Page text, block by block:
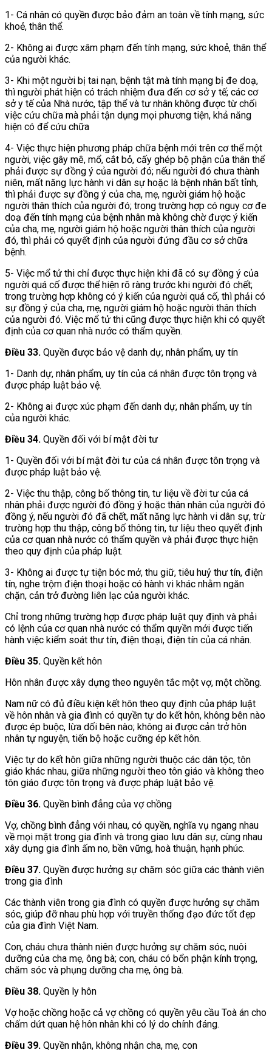
1- Cá nhân có quyền được bảo đảm an toàn về tính mạng, sức
khoẻ, thân thể.
2- Không ai được xâm phạm đến tính mạng, sức khoẻ, thân thể
của người khác.
3- Khi một người bị tai nạn, bệnh tật mà tính mạng bị đe doạ,
thì người phát hiện có trách nhiệm đưa đến cơ sở y tế; các cơ
sở y tế của Nhà nước, tập thể và tư nhân không được từ chối
việc cứu chữa mà phải tận dụng mọi phương tiện, khả năng
hiện có để cứu chữa
4- Việc thực hiện phương pháp chữa bệnh mới trên cơ thể một
người, việc gây mê, mổ, cắt bỏ, cấy ghép bộ phận của thân thể
phải được sự đồng ý của người đó; nếu người đó chưa thành
niên, mất năng lực hành vi dân sự hoặc là bệnh nhân bất tỉnh,
thì phải được sự đồng ý của cha, mẹ, người giám hộ hoặc
người thân thích của người đó; trong trường hợp có nguy cơ đe
doạ đến tính mạng của bệnh nhân mà không chờ được ý kiến
của cha, mẹ, người giám hộ hoặc người thân thích của người
đó, thì phải có quyết định của người đứng đầu cơ sở chữa
bệnh.
5- Việc mổ tử thi chỉ được thực hiện khi đã có sự đồng ý của
người quá cố được thể hiện rõ ràng trước khi người đó chết;
trong trường hợp không có ý kiến của người quá cố, thì phải có
sự đồng ý của cha, mẹ, người giám hộ hoặc người thân thích
của người đó. Việc mổ tử thi cũng được thực hiện khi có quyết
định của cơ quan nhà nước có thẩm quyền.
Điều 33. Quyền được bảo vệ danh dự, nhân phẩm, uy tín
1- Danh dự, nhân phẩm, uy tín của cá nhân được tôn trọng và
được pháp luật bảo vệ.
2- Không ai được xúc phạm đến danh dự, nhân phẩm, uy tín
của người khác.
Điều 34. Quyền đối với bí mật đời tư
1- Quyền đối với bí mật đời tư của cá nhân được tôn trọng và
được pháp luật bảo vệ.
2- Việc thu thập, công bố thông tin, tư liệu về đời tư của cá
nhân phải được người đó đồng ý hoặc thân nhân của người đó
đồng ý, nếu người đó đã chết, mất năng lực hành vi dân sự, trừ
trường hợp thu thập, công bố thông tin, tư liệu theo quyết định
của cơ quan nhà nước có thẩm quyền và phải được thực hiện
theo quy định của pháp luật.
3- Không ai được tự tiện bóc mở, thu giữ, tiêu huỷ thư tín, điện
tín, nghe trộm điện thoại hoặc có hành vi khác nhằm ngăn
chặn, cản trở đường liên lạc của người khác.
Chỉ trong những trường hợp được pháp luật quy định và phải
có lệnh của cơ quan nhà nước có thẩm quyền mới được tiến
hành việc kiểm soát thư tín, điện thoại, điện tín của cá nhân.
Điều 35. Quyền kết hôn
Hôn nhân được xây dựng theo nguyên tắc một vợ, một chồng.
Nam nữ có đủ điều kiện kết hôn theo quy định của pháp luật
về hôn nhân và gia đình có quyền tự do kết hôn, không bên nào
được ép buộc, lừa dối bên nào; không ai được cản trở hôn
nhân tự nguyện, tiến bộ hoặc cưỡng ép kết hôn.
Việc tự do kết hôn giữa những người thuộc các dân tộc, tôn
giáo khác nhau, giữa những người theo tôn giáo và không theo
tôn giáo được tôn trọng và được pháp luật bảo vệ.
Điều 36. Quyền bình đẳng của vợ chồng
Vợ, chồng bình đẳng với nhau, có quyền, nghĩa vụ ngang nhau
về mọi mặt trong gia đình và trong giao lưu dân sự, cùng nhau
xây dựng gia đình ấm no, bền vững, hoà thuận, hạnh phúc.
Điều 37. Quyền được hưởng sự chăm sóc giữa các thành viên
trong gia đình
Các thành viên trong gia đình có quyền được hưởng sự chăm
sóc, giúp đỡ nhau phù hợp với truyền thống đạo đức tốt đẹp
của gia đình Việt Nam.
Con, cháu chưa thành niên được hưởng sự chăm sóc, nuôi
dưỡng của cha mẹ, ông bà; con, cháu có bổn phận kính trọng,
chăm sóc và phụng dưỡng cha mẹ, ông bà.
Điều 38. Quyền ly hôn
Vợ hoặc chồng hoặc cả vợ chồng có quyền yêu cầu Toà án cho
chấm dứt quan hệ hôn nhân khi có lý do chính đáng.
Điều 39. Quyền nhận, không nhận cha, mẹ, con